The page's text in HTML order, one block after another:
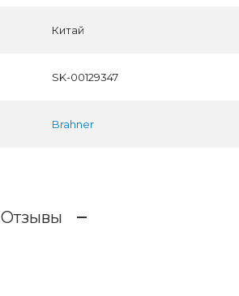
Китай
SK-00129347
Brahner
Отзывы